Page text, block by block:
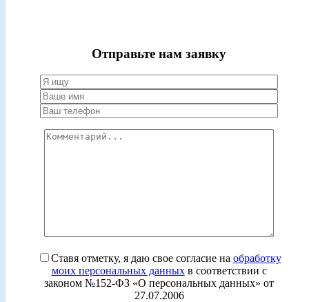
Отправьте нам заявку
Ставя отметку, я даю свое согласие на обработку
моих персональных данныхв соответствии с
законом №152-ФЗ «О персональных данных» от
27.07.2006